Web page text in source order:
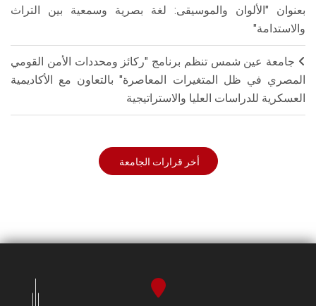
بعنوان "الألوان والموسيقى: لغة بصرية وسمعية بين التراث
والاستدامة"
جامعة عين شمس تنظم برنامج "ركائز ومحددات الأمن القومي
المصري في ظل المتغيرات المعاصرة" بالتعاون مع الأكاديمية
العسكرية للدراسات العليا والاستراتيجية
أخر قرارات الجامعة